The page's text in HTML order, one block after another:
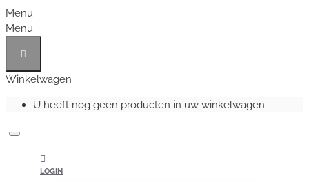
Menu
Menu
Winkelwagen
U heeft nog geen producten in uw winkelwagen.
LOGIN